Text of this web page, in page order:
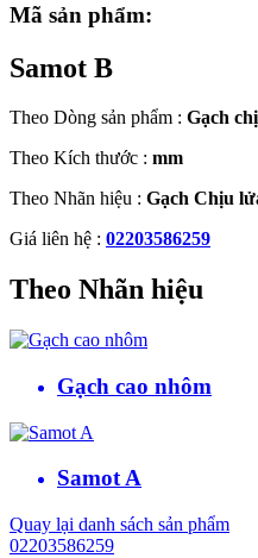
Mã sản phẩm:
Samot B
Theo Dòng sản phẩm : Gạch
Theo Kích thước : mm
Theo Nhãn hiệu : Gạch Chịu
Giá liên hệ : 02203586259
Theo Nhãn hiệu
Gạch cao nhôm
Samot A
Quay lại danh sách sản phẩm
02203586259